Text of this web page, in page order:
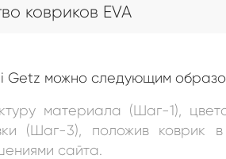
ковриков EVA
Getz можно следующим
материала (Шаг-1),
(Шаг-3), положив коврик в
сайта.